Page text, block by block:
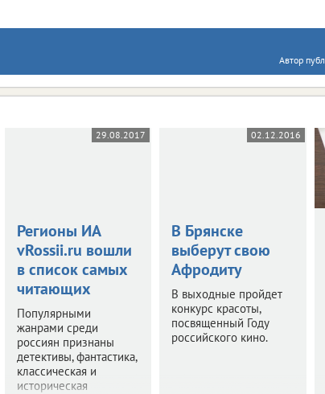
Автор
29.08.2017
Регионы ИА
vRossii.ru вошли
в список самых
читающих
Популярными
жанрами среди
россиян признаны
детективы, фантастика,
классическая и
историческая
02.12.2016
В Брянске
выберут свою
Афродиту
В выходные пройдет
конкурс красоты,
посвященный Году
российского кино.